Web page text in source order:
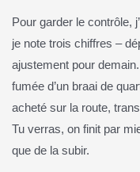
Pour garder le contrôle,
je note trois chiffres –
ajustement pour
fumée d’un braai de
acheté sur la route,
Tu verras, on finit par
que de la subir.